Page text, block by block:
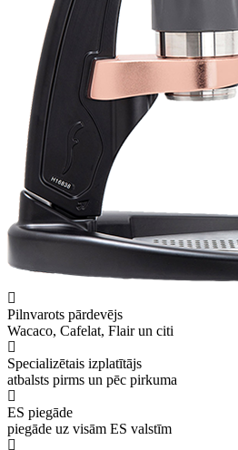
Pilnvarots pārdevējs
Wacaco, Cafelat, Flair un citi
Specializētais izplatītājs
atbalsts pirms un pēc pirkuma
ES piegāde
piegāde uz visām ES valstīm